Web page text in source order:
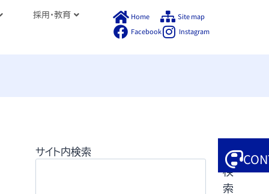
採用・教育 Home
Site map
Facebook
Instagram
サイト内検索
検
索